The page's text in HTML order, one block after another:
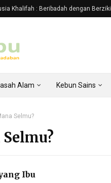
Khalifah : Beribadah dengan
Alam Kebun Sains
Selmu?
Ibu